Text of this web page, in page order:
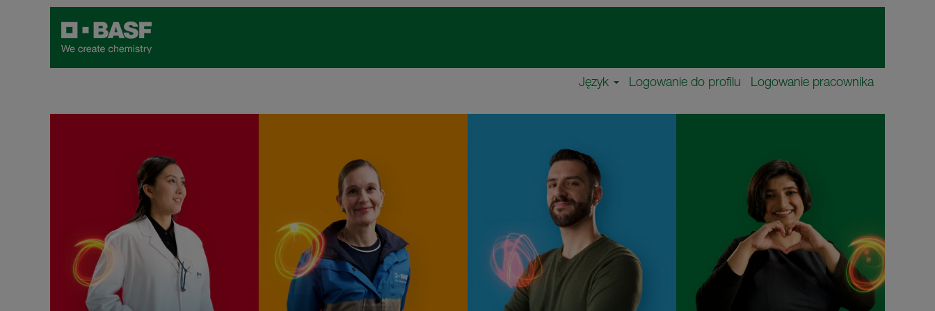
Język Logowanie do profilu Logowanie pracownika